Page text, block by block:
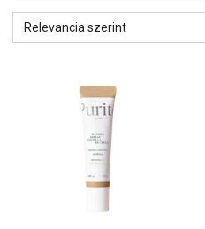
Relevancia szerint